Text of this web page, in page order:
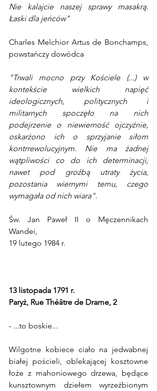
Nie kalajcie naszej sprawy masakrą.
Łaski dla jeńców"
Charles Melchior Artus de Bonchamps,
powstańczy dowódca
"Trwali mocno przy Kościele (...) w
kontekście wielkich napięć
ideologicznych, politycznych i
militarnych spoczęło na nich
podejrzenie o niewierność ojczyźnie,
oskarżono ich o sprzyjanie siłom
kontrrewolucyjnym. Nie ma żadnej
wątpliwości co do ich determinacji,
nawet pod groźbą utraty życia,
pozostania wiernymi temu, czego
wymagała od nich wiara".
Św. Jan Paweł II o Męczennikach
Wandei,
19 lutego 1984 r.
13 listopada 1791 r.
Paryż, Rue Théâtre de Drame, 2
- ...to boskie...
Wilgotne kobiece ciało na jedwabnej
białej pościeli, oblekającej kosztowne
łoże z mahoniowego drzewa, będące
kunsztownym dziełem wyrzeźbionym